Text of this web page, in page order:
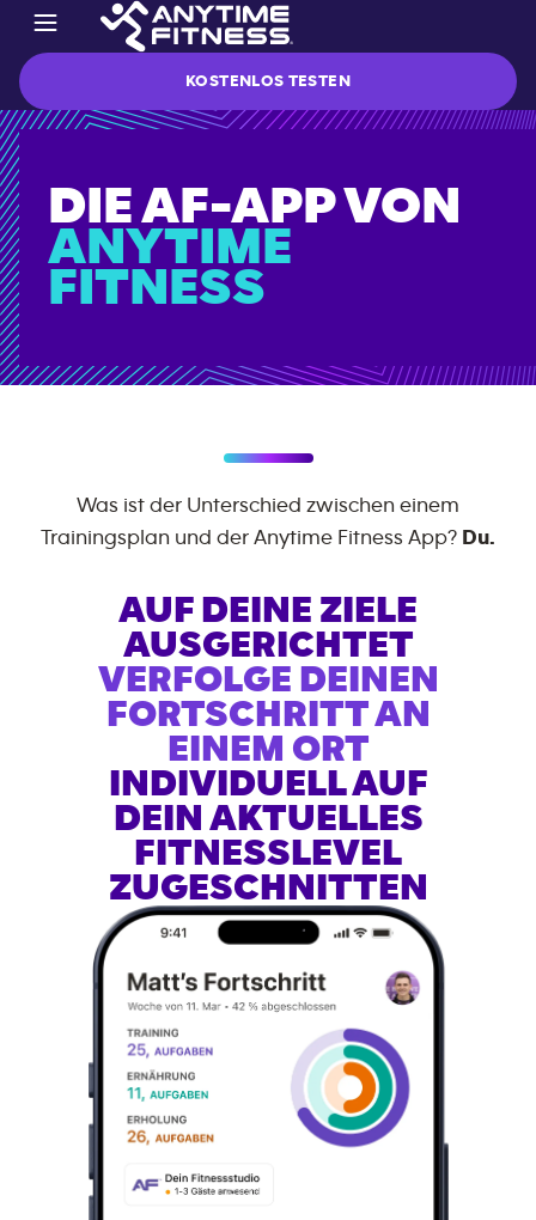
KOSTENLOS TESTEN
DIE AF-APPVON
ANYTIME
FITNESS
Was ist der Unterschied zwischen einem
Trainingsplan und der Anytime Fitness App? Du.
AUF DEINE ZIELE
AUSGERICHTET
VERFOLGE DEINEN
FORTSCHRITT AN
EINEM ORT
INDIVIDUELL AUF
DEIN AKTUELLES
FITNESSLEVEL
ZUGESCHNITTEN